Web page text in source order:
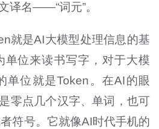
译名——“词元”。
就是AI大模型处理信息的基
单位来读书写字，对于大模
单位就是Token。在AI的眼
零点几个汉字、单词，也可
符号。它就像AI时代手机的